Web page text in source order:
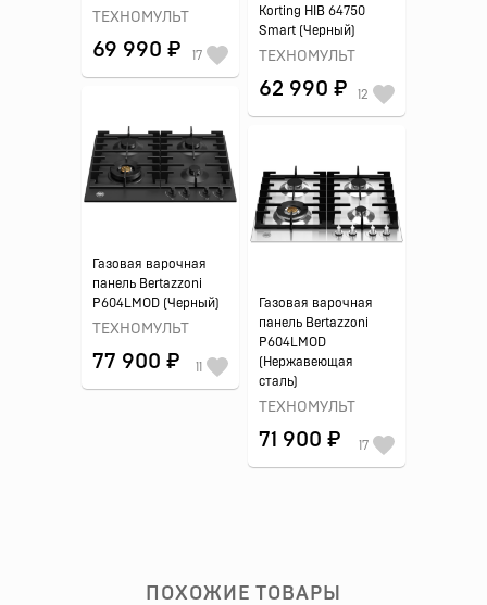
ТЕХНОМУЛЬТ
69 990 ₽ 17
Korting HIB 64750
Smart (Черный)
ТЕХНОМУЛЬТ
62 990 ₽ 12
Газовая варочная
панель Bertazzoni
P604LMOD (Черный)
ТЕХНОМУЛЬТ
77 900 ₽ 11
Газовая варочная
панель Bertazzoni
P604LMOD
(Нержавеющая
сталь)
ТЕХНОМУЛЬТ
71 900 ₽ 17
ПОХОЖИЕ ТОВАРЫ